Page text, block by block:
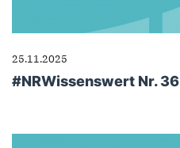
25.11.2025
#NRWissenswert Nr. 36